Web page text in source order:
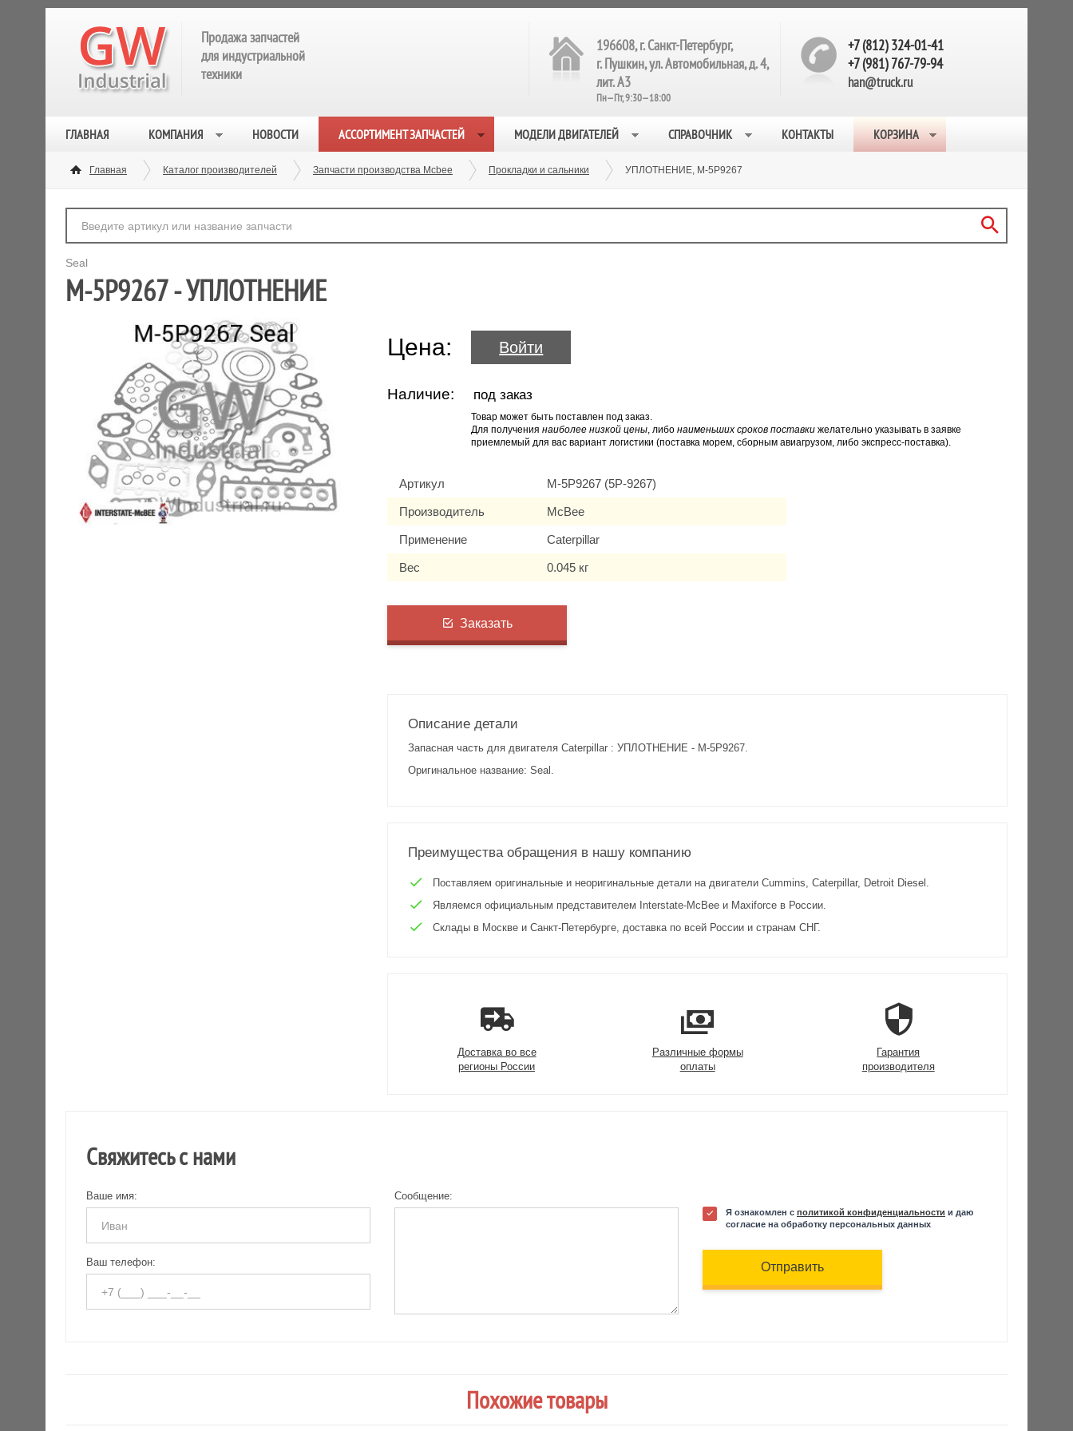
Продажа запчастей
для индустриальной
техники
196608, г. Санкт-Петербург,
г. Пушкин, ул. Автомобильная, д. 4,
лит. А3
Пн—Пт, 9:30—18:00
+7 (812) 324-01-41
+7 (981) 767-79-94
han@truck.ru
ГЛАВНАЯ КОМПАНИЯ НОВОСТИ АССОРТИМЕНТ ЗАПЧАСТЕЙ МОДЕЛИ ДВИГАТЕЛЕЙ СПРАВОЧНИК КОНТАКТЫ КОРЗИНА
Главная Каталог производителей Запчасти производства Mcbee Прокладки и сальники УПЛОТНЕНИЕ, M-5P9267
Seal
M-5P9267 - УПЛОТНЕНИЕ
Цена: Войти
Наличие: под заказ
Товар может быть поставлен под заказ.
Для получениянаиболее низкой цены, либонаименьших сроков поставки желательно указывать в заявке
приемлемый для вас вариант логистики (поставка морем, сборным авиагрузом, либо экспресс-поставка).
Артикул M-5P9267 (5P-9267)
Производитель McBee
Применение Caterpillar
Вес 0.045 кг
Заказать
Описание детали
Запасная часть для двигателя Caterpillar : УПЛОТНЕНИЕ - M-5P9267.
Оригинальное название: Seal.
Преимущества обращения в нашу компанию
Поставляем оригинальные и неоригинальные детали на двигатели Cummins, Caterpillar, Detroit Diesel.
Являемся официальным представителем Interstate-McBee и Maxiforce в России.
Склады в Москве и Санкт-Петербурге, доставка по всей России и странам СНГ.
Доставка во все
регионы России
Различные формы
оплаты
Гарантия
производителя
Свяжитесь с нами
Ваше имя:
Ваш телефон:
Сообщение:
Я ознакомлен с политикой конфиденциальности и даю
согласие на обработку персональных данных
Отправить
Похожие товары